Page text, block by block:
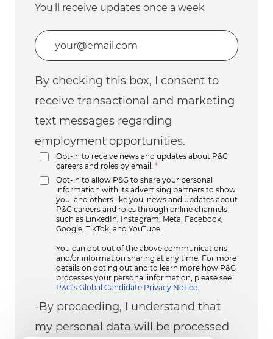
You'll receive updates once a week
Enter Email address (Required)
By checking this box, I consent to
receive transactional and marketing
text messages regarding
employment opportunities.
Opt-in to receive news and updates about P&G
careers and roles by email.
*
Opt-in to allow P&G to share your personal
information with its advertising partners to show
you, and others like you, news and updates about
P&G careers and roles through online channels
such as LinkedIn, Instagram, Meta, Facebook,
Google, TikTok, and YouTube.
You can opt out of the above communications
and/or information sharing at any time. For more
details on opting out and to learn more how P&G
processes your personal information, please see
P&G’s Global Candidate Privacy Notice
-By proceeding, I understand that
my personal data will be processed